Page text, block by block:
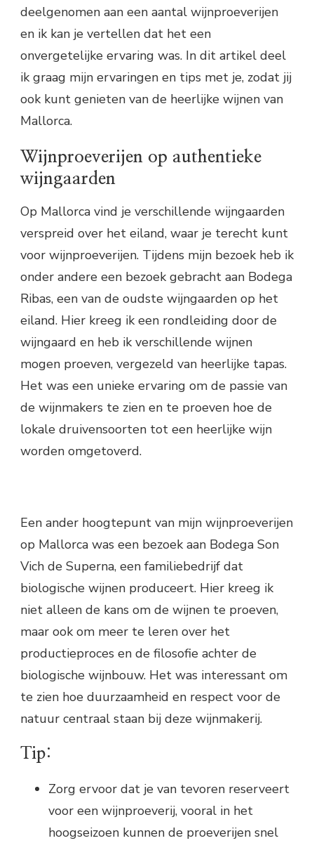
deelgenomen aan een aantal wijnproeverijen
en ik kan je vertellen dat het een
onvergetelijke ervaring was. In dit artikel deel
ik graag mijn ervaringen en tips met je, zodat jij
ook kunt genieten van de heerlijke wijnen van
Mallorca.
Wijnproeverijen op authentieke
wijngaarden
Op Mallorca vind je verschillende wijngaarden
verspreid over het eiland, waar je terecht kunt
voor wijnproeverijen. Tijdens mijn bezoek heb ik
onder andere een bezoek gebracht aan Bodega
Ribas, een van de oudste wijngaarden op het
eiland. Hier kreeg ik een rondleiding door de
wijngaard en heb ik verschillende wijnen
mogen proeven, vergezeld van heerlijke tapas.
Het was een unieke ervaring om de passie van
de wijnmakers te zien en te proeven hoe de
lokale druivensoorten tot een heerlijke wijn
worden omgetoverd.
Een ander hoogtepunt van mijn wijnproeverijen
op Mallorca was een bezoek aan Bodega Son
Vich de Superna, een familiebedrijf dat
biologische wijnen produceert. Hier kreeg ik
niet alleen de kans om de wijnen te proeven,
maar ook om meer te leren over het
productieproces en de filosofie achter de
biologische wijnbouw. Het was interessant om
te zien hoe duurzaamheid en respect voor de
natuur centraal staan bij deze wijnmakerij.
Tip:
Zorg ervoor dat je van tevoren reserveert
voor een wijnproeverij, vooral in het
hoogseizoen kunnen de proeverijen snel